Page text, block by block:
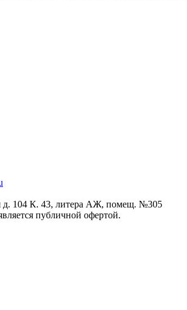
д. 104 К. 43, литера АЖ, помещ. №305
публичной офертой.